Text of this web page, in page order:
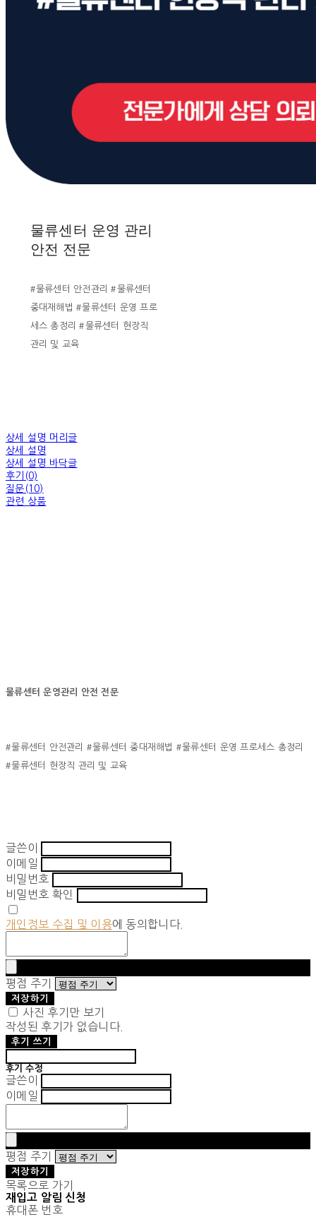
물류센터 운영 관리
안전 전문
#물류센터 안전관리 #물류센터
중대재해법 #물류센터 운영 프로
세스 총정리 #물류센터 현장직
관리 및 교육
상세 설명 머리글
상세 설명
상세 설명 바닥글
후기(0)
질문(10)
관련 상품
물류센터 운영관리 안전 전문
#물류센터 안전관리 #물류센터 중대재해법 #물류센터 운영 프로세스 총정리
#물류센터 현장직 관리 및 교육
글쓴이
이메일
비밀번호
비밀번호 확인
개인정보 수집 및 이용에 동의합니다.
평점 주기
저장하기
사진 후기만 보기
작성된 후기가 없습니다.
후기 쓰기
후기 수정
글쓴이
이메일
평점 주기
저장하기
목록으로 가기
재입고 알림 신청
휴대폰 번호